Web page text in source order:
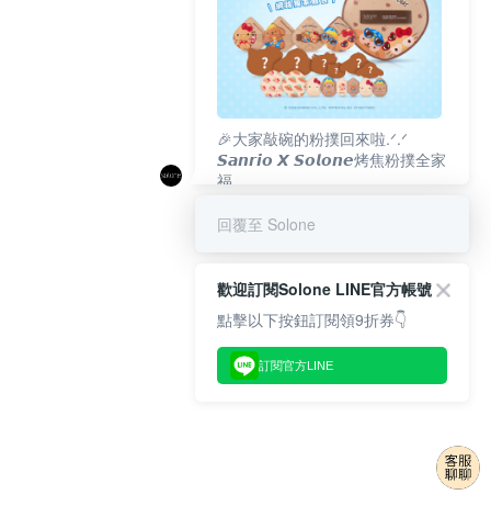
🎉大家敲碗的粉撲回來啦.ᐟ‪‪.ᐟ
𝙎𝙖𝙣𝙧𝙞𝙤 𝙓 𝙎𝙤𝙡𝙤𝙣𝙚烤焦粉撲全家
福
回覆至 Solone
歡迎訂閱Solone LINE官方帳號
點擊以下按鈕訂閱領9折券👇
訂閱官方LINE